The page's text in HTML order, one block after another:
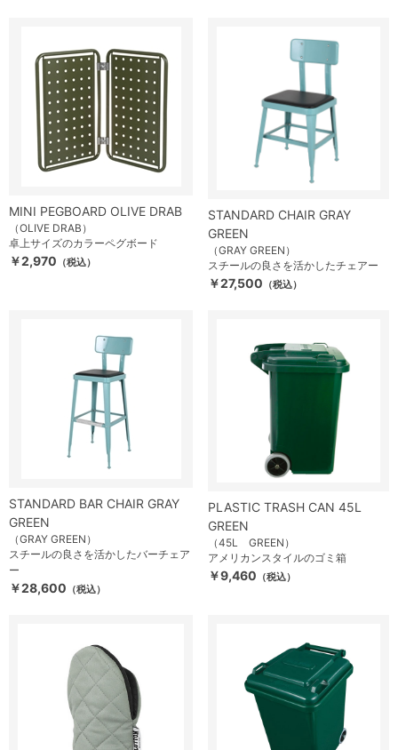
MINI PEGBOARD OLIVE DRAB
（OLIVE DRAB）
卓上サイズのカラーペグボード
￥2,970 （税込）
STANDARD CHAIR GRAY
GREEN
（GRAY GREEN）
スチールの良さを活かしたチェアー
￥27,500 （税込）
STANDARD BAR CHAIR GRAY
GREEN
（GRAY GREEN）
スチールの良さを活かしたバーチェア
ー
￥28,600 （税込）
PLASTIC TRASH CAN 45L
GREEN
（45L GREEN）
アメリカンスタイルのゴミ箱
￥9,460 （税込）